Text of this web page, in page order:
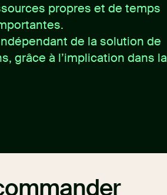
propres et de temps
de la solution de
grâce à l’implication dans la